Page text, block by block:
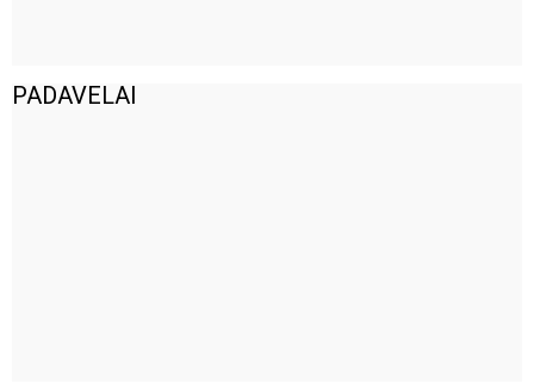
PADAVELAI